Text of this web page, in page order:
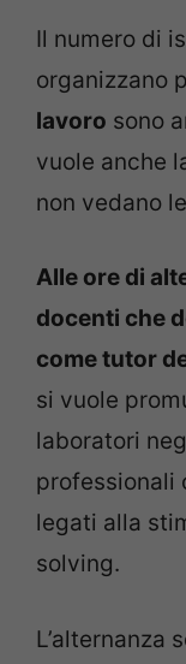
Il numero di
organizzano
lavoro sono
vuole anche
non vedano
Alle ore di
docenti che
come tutor
si vuole
laboratori
professionali
legati alla
solving.
L’alternanza